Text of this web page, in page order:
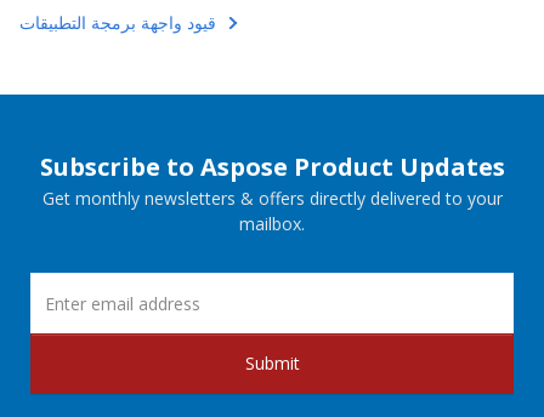
قيود واجهة برمجة التطبيقات
Subscribe to Aspose Product Updates
Get monthly newsletters & offers directly delivered to your
mailbox.
Submit